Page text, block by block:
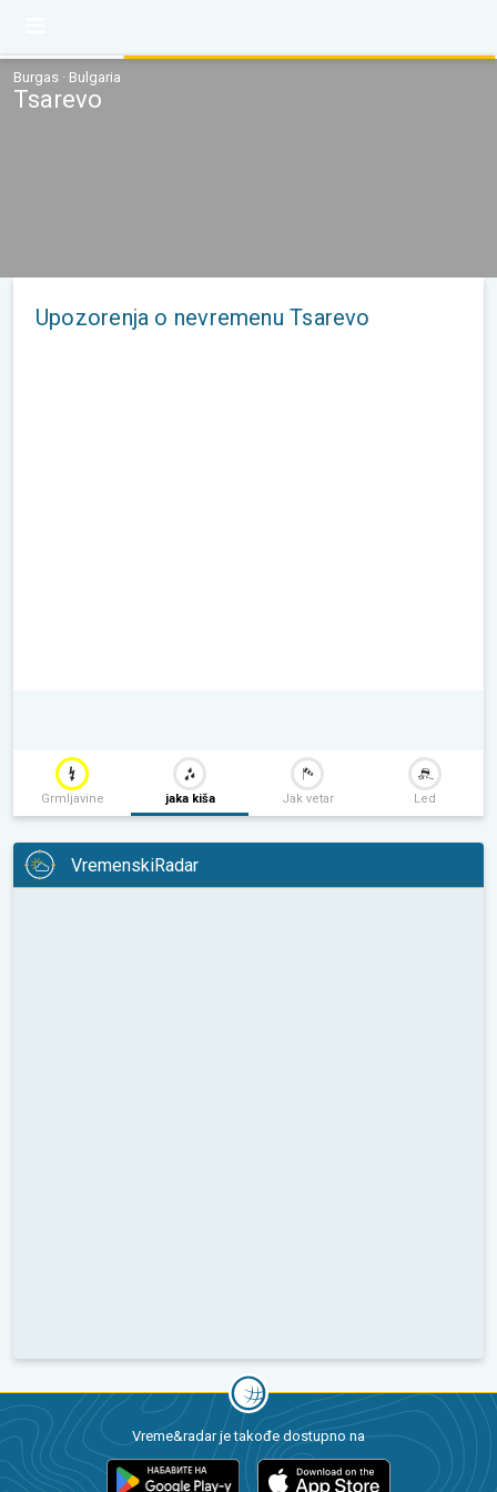
Burgas · Bulgaria
Tsarevo
Upozorenja o nevremenu Tsarevo
Grmljavine jaka kiša Jak vetar Led
VremenskiRadar
Vreme&radar je takođe dostupno na